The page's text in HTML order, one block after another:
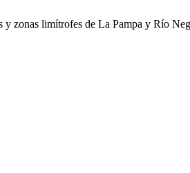
zonas limítrofes de La Pampa y Río